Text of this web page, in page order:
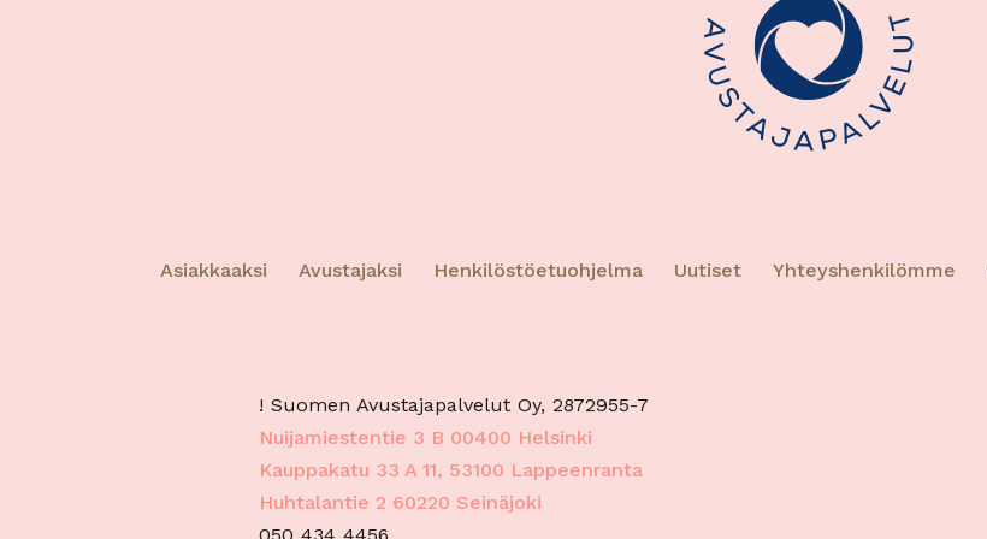
tietoihin, Eri laitteiden yhdistäminen toisiinsa, Laitteiden
tunnistaminen automaattisesti lähetettyjen tietojen
Asiakkaaksi Avustajaksi Henkilöstöetuohjelma Uutiset Yhteyshenkilömme
! Suomen Avustajapalvelut Oy, 2872955-7
Nuijamiestentie 3 B 00400 Helsinki
Kauppakatu 33 A 11, 53100 Lappeenranta
Huhtalantie 2 60220 Seinäjoki